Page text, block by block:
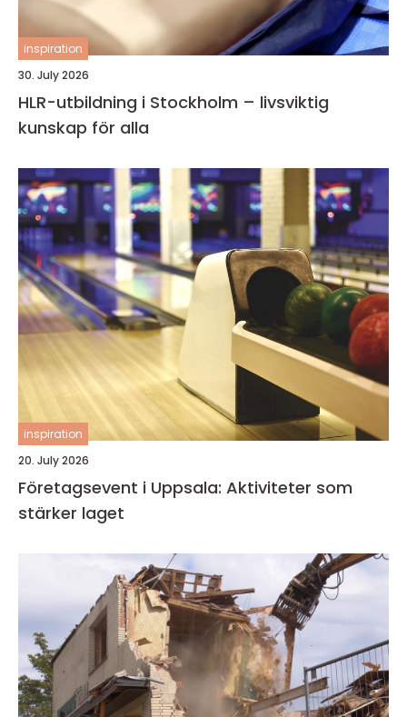
inspiration
30. July 2026
HLR-utbildning i Stockholm – livsviktig
kunskap för alla
inspiration
20. July 2026
Företagsevent i Uppsala: Aktiviteter som
stärker laget